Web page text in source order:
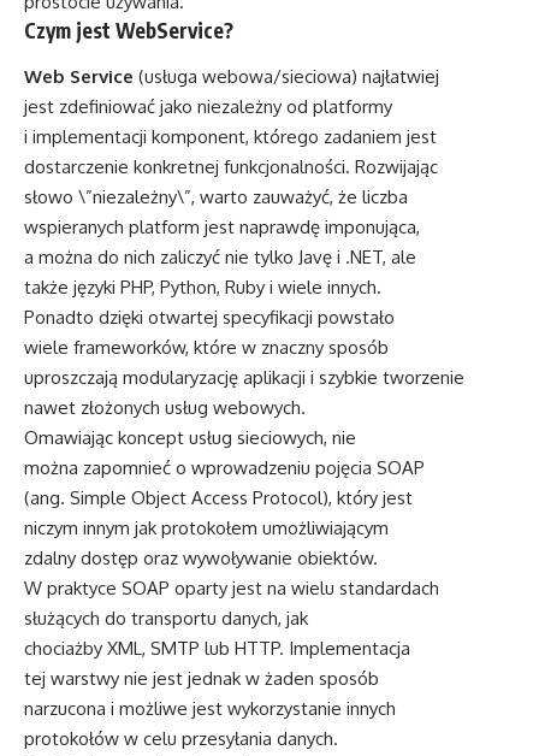
Czym jest WebService?
Web Service (usługa webowa/sieciowa) najłatwiej
jest zdefiniować jako niezależny od platformy
i implementacji komponent, którego zadaniem jest
dostarczenie konkretnej funkcjonalności. Rozwijając
słowo \”niezależny\”, warto zauważyć, że liczba
wspieranych platform jest naprawdę imponująca,
a można do nich zaliczyć nie tylko Javę i .NET, ale
także języki PHP, Python, Ruby i wiele innych.
Ponadto dzięki otwartej specyfikacji powstało
wiele frameworków, które w znaczny sposób
uproszczają modularyzację aplikacji i szybkie tworzenie
nawet złożonych usług webowych.
Omawiając koncept usług sieciowych, nie
można zapomnieć o wprowadzeniu pojęcia SOAP
(ang. Simple Object Access Protocol), który jest
niczym innym jak protokołem umożliwiającym
zdalny dostęp oraz wywoływanie obiektów.
W praktyce SOAP oparty jest na wielu standardach
służących do transportu danych, jak
chociażby XML, SMTP lub HTTP. Implementacja
tej warstwy nie jest jednak w żaden sposób
narzucona i możliwe jest wykorzystanie innych
protokołów w celu przesyłania danych.